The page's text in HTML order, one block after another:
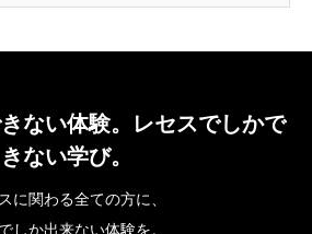
ない体験。レセスでしかで
きない学び。
に関わる全ての方に、
しか出来ない体験を。